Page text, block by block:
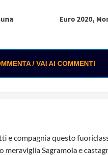
Euro 2020,
/ VAI AI COMMENTI
e compagnia questo
Sagramola e